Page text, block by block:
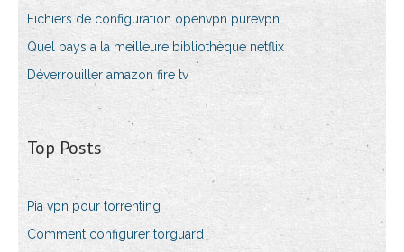
Fichiers de configuration openvpn purevpn
Quel pays a la meilleure bibliothèque netflix
Déverrouiller amazon fire tv
Top Posts
Pia vpn pour torrenting
Comment configurer torguard